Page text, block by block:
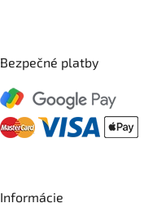
Bezpečné platby
Informácie